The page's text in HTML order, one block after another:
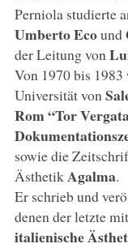
Perniola studierte
Umberto Ecound
der Leitung von
Von 1970 bis
Universität von
Rom“Tor
sowie die
Ästhetik Agalma.
Er schrieb und
denen der letzte
italienische